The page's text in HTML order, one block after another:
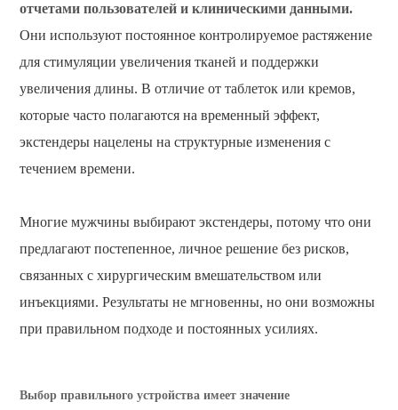
отчетами пользователей и клиническими данными.
Они используют постоянное контролируемое растяжение
для стимуляции увеличения тканей и поддержки
увеличения длины. В отличие от таблеток или кремов,
которые часто полагаются на временный эффект,
экстендеры нацелены на структурные изменения с
течением времени.
Многие мужчины выбирают экстендеры, потому что они
предлагают постепенное, личное решение без рисков,
связанных с хирургическим вмешательством или
инъекциями. Результаты не мгновенны, но они возможны
при правильном подходе и постоянных усилиях.
Выбор правильного устройства имеет значение